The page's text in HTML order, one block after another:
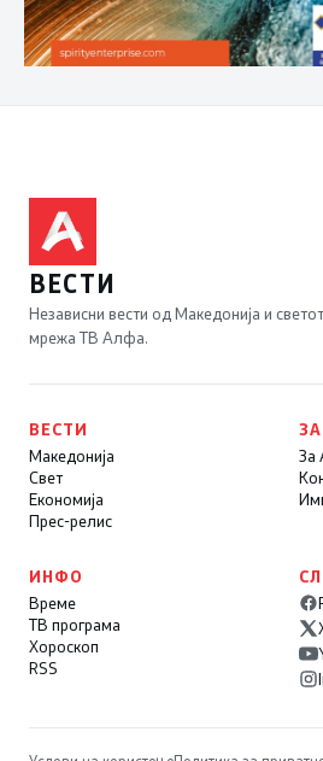
ВЕСТИ
Независни вести од Македонија и
мрежа ТВ Алфа.
ВЕСТИ
Македонија
Свет
Економија
Прес-релис
За
ИНФО
Време
ТВ програма
Хороскоп
RSS